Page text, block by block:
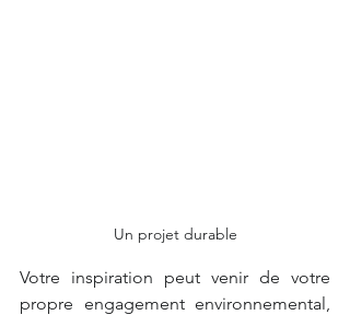
Un projet durable
Votre inspiration peut venir de votre
propre engagement environnemental,